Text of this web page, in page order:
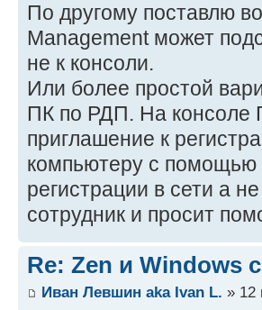
По другому поставлю
Management может
не к консоли.
Или более простой
ПК по РДП. На консоле
приглашение к
компьютеру с
регистрации в сети а
сотрудник и просит
Re: Zen и Windows
Иван Левшин aka Ivan L. » 12